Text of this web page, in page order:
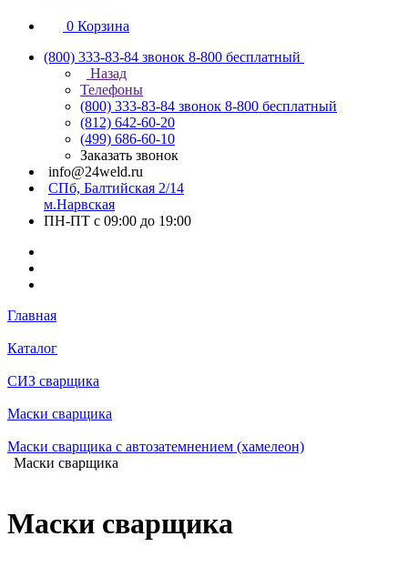
0 Корзина
(800) 333-83-84 звонок 8-800 бесплатный
Назад
Телефоны
(800) 333-83-84 звонок 8-800 бесплатный
(812) 642-60-20
(499) 686-60-10
Заказать звонок
info@24weld.ru
СПб, Балтийская 2/14
м.Нарвская
ПН-ПТ с 09:00 до 19:00
Главная
Каталог
СИЗ сварщика
Маски сварщика
Маски сварщика с автозатемнением (хамелеон)
Маски сварщика
Маски сварщика